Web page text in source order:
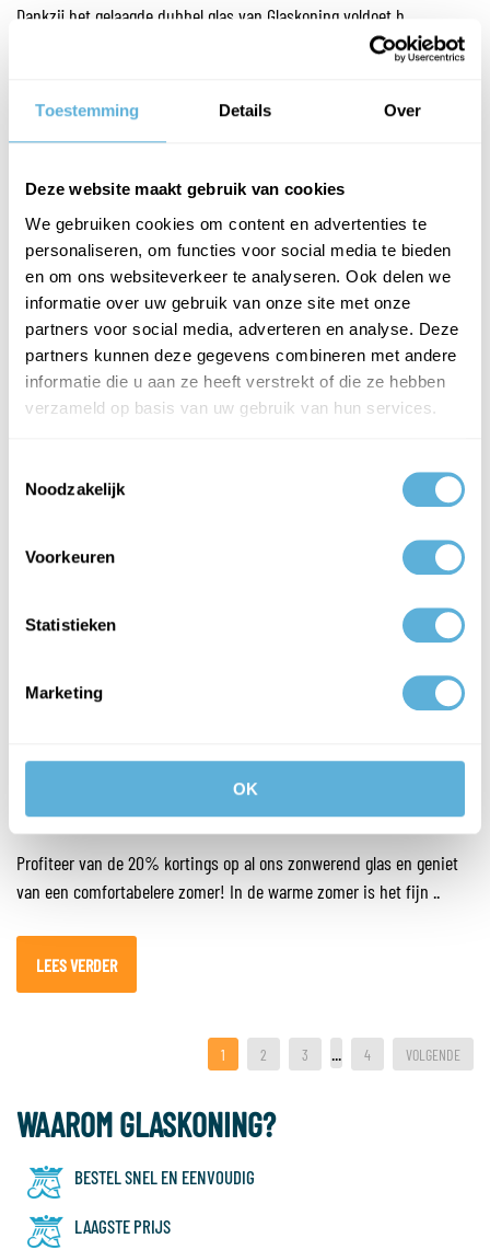
Toestemming Details Over
Deze website maakt gebruik van cookies
We gebruiken cookies om content en advertenties te
personaliseren, om functies voor social media te bieden
en om ons websiteverkeer te analyseren. Ook delen we
informatie over uw gebruik van onze site met onze
partners voor social media, adverteren en analyse. Deze
partners kunnen deze gegevens combineren met andere
informatie die u aan ze heeft verstrekt of die ze hebben
verzameld op basis van uw gebruik van hun services.
Noodzakelijk
Voorkeuren
Statistieken
Marketing
OK
Dankzij het gelaagde dubbel glas van Glaskoning voldoet h..
ACTIE: 20% KORTING OP GEHARD GLAS
GEPUBLICEERD OP 10-05-2024
Breng je (doe het zelf) projecten naar een hoger niveau met
hoogwaardige maatwerkproducten zonder de bank te breken! Tot
en ..
LEES VERDER
Wilt u deze winter minder stoken én meer comfort in huis? Dan is
dit het moment om te kiezen voor HR++ glas. Want alleen in..
LEES VERDER
ACTIE! 20% KORTING ZONWEREND GLAS
GEPUBLICEERD OP 04-06-2023
Profiteer van de 20% kortings op al ons zonwerend glas en geniet
van een comfortabelere zomer! In de warme zomer is het fijn ..
LEES VERDER
1 2 3 ... 4 VOLGENDE
WAAROM GLASKONING?
BESTEL SNEL EN EENVOUDIG
LAAGSTE PRIJS